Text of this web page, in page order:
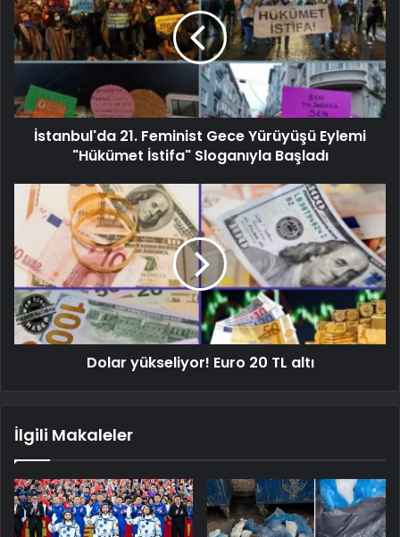
İstanbul'da 21. Feminist Gece Yürüyüşü Eylemi
"Hükümet İstifa" Sloganıyla Başladı
Dolar yükseliyor! Euro 20 TL altı
İlgili Makaleler